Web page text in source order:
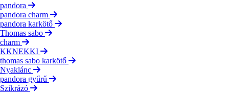
pandora
pandora charm
pandora karkötő
Thomas sabo
charm
KKNEKKI
thomas sabo karkötő
Nyaklánc
pandora gyűrű
Szikrázó